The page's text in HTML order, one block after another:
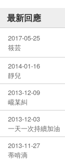
最新回應
2017-05-25
筱芸
2014-01-16
靜兒
2013-12-09
巄某糾
2013-12-03
一天一次持續加油
2013-11-27
蒂啃滴